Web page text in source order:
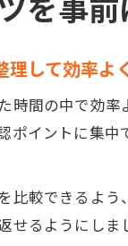
理して効率よ
時間の中で効
ポイントに集
比較できるよ
せるようにしま